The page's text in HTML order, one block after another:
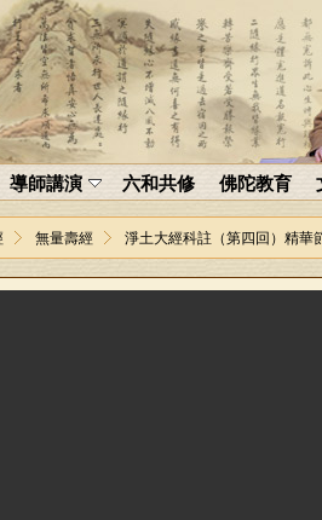
導師講演 六和共修 佛陀教育
無量壽經 淨土大經科註（第四回）精華